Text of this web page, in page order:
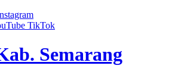
TikTok
Semarang